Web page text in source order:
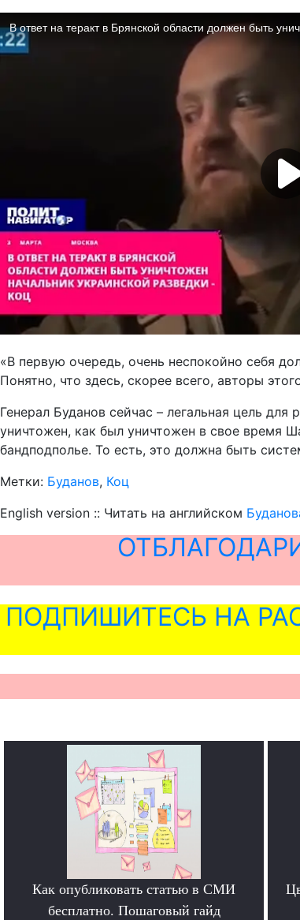
«В первую очередь, очень неспокойно себя
Понятно, что здесь, скорее всего, авторы
Генерал Буданов сейчас – легальная цель
уничтожен, как был уничтожен в свое время
бандподполье. То есть, это должна быть
Метки: Буданов, Коц
English version :: Читать на английском
ПОДПИШИТЕСЬ НА
Как опубликовать статью в СМИ
бесплатно. Пошаговый гайд